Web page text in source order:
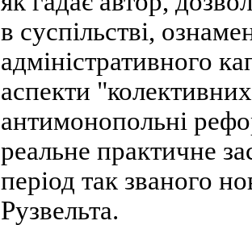
в суспільстві,
адміністративного
аспекти
антимонопольні
реальне практичне
період так званого
Рузвельта.